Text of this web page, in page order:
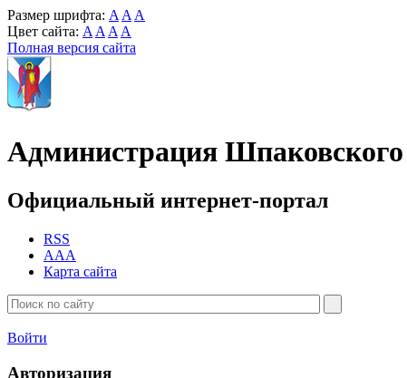
Размер шрифта: A A A
Цвет сайта: A A A A
Полная версия сайта
Администрация Шпаковского
Официальный интернет-портал
RSS
AAA
Карта сайта
Войти
Авторизация